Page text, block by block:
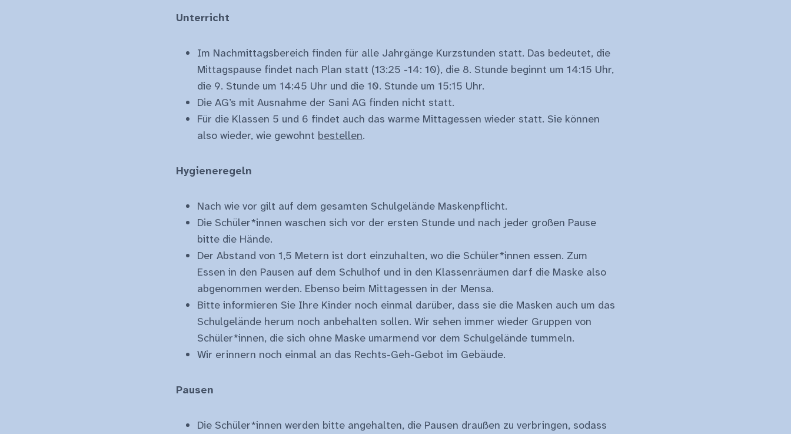
Unterricht
Im Nachmittagsbereich finden für alle Jahrgänge Kurzstunden statt. Das bedeutet, die
Mittagspause findet nach Plan statt (13:25 -14: 10), die 8. Stunde beginnt um 14:15 Uhr,
die 9. Stunde um 14:45 Uhr und die 10. Stunde um 15:15 Uhr.
Die AG’s mit Ausnahme der Sani AG finden nicht statt.
Für die Klassen 5 und 6 findet auch das warme Mittagessen wieder statt. Sie können
also wieder, wie gewohnt bestellen.
Hygieneregeln
Nach wie vor gilt auf dem gesamten Schulgelände Maskenpflicht.
Die Schüler*innen waschen sich vor der ersten Stunde und nach jeder großen Pause
bitte die Hände.
Der Abstand von 1,5 Metern ist dort einzuhalten, wo die Schüler*innen essen. Zum
Essen in den Pausen auf dem Schulhof und in den Klassenräumen darf die Maske also
abgenommen werden. Ebenso beim Mittagessen in der Mensa.
Bitte informieren Sie Ihre Kinder noch einmal darüber, dass sie die Masken auch um das
Schulgelände herum noch anbehalten sollen. Wir sehen immer wieder Gruppen von
Schüler*innen, die sich ohne Maske umarmend vor dem Schulgelände tummeln.
Wir erinnern noch einmal an das Rechts-Geh-Gebot im Gebäude.
Pausen
Die Schüler*innen werden bitte angehalten, die Pausen draußen zu verbringen, sodass